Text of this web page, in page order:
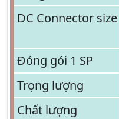
DC Connector size
Đóng gói 1 SP
Trọng lượng
Chất lượng